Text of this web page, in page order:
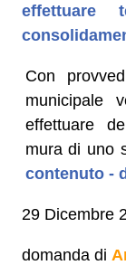
effettuare
Con
municipale
effettuare
mura di uno
contenuto -
29 Dicembre
domanda di